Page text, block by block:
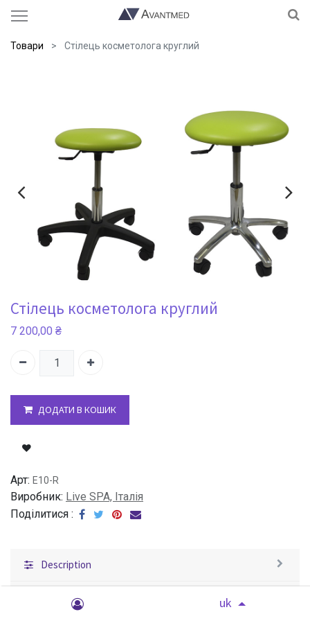
uk
Товари Стілець косметолога круглий
Стілець косметолога круглий
7 200,00 ₴
ДОДАТИ В КОШИК
Арт: E10-R
Виробник: Live SPA, Італія
Поділитися :
Description
Характеристики